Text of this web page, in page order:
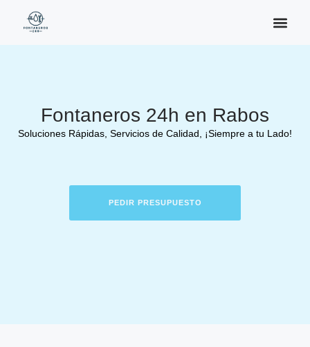
Fontaneros 24h en Rabos
Soluciones Rápidas, Servicios de Calidad, ¡Siempre a tu Lado!
PEDIR PRESUPUESTO